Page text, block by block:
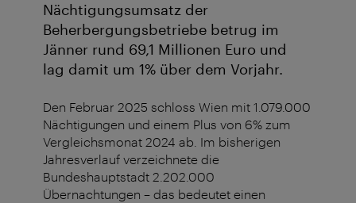
Nächtigungsumsatz der
Beherbergungsbetriebe betrug im
Jänner rund 69,1 Millionen Euro und
lag damit um 1% über dem Vorjahr.
Den Februar 2025 schloss Wien mit 1.079.000
Nächtigungen und einem Plus von 6% zum
Vergleichsmonat 2024 ab. Im bisherigen
Jahresverlauf verzeichnete die
Bundeshauptstadt 2.202.000
Übernachtungen – das bedeutet einen